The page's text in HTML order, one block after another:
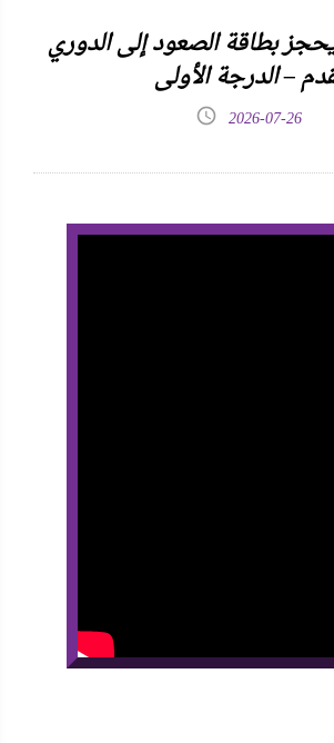
بطاقة الصعود إلى الدوري
– الدرجة الأولى
2026-07-26